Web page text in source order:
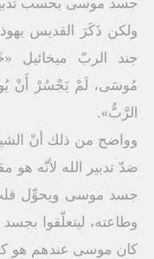
جسد موسى بحسب
ولكن ذَكَرَ القديس
جند الربّ ميخائيل
مُوسَى، لَمْ يَجْسُرْ أَنْ
الرَّبُّ».
وواضح من ذلك أنّ
ضدّ تدبير الله لأنّه هو
جسد موسى ويحوِّل
وطاعته، ليتعلّقوا
كان موسى عندهم هو